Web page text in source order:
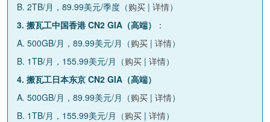
B. 2TB/月，89.99美元/季度（购买 | 详情）
3. 搬瓦工中国香港 CN2 GIA（高端）
：
A. 500GB/月，89.99美元/月（购买 | 详情）
B. 1TB/月，155.99美元/月（购买 | 详情）
4. 搬瓦工日本东京 CN2 GIA（高端）
A. 500GB/月，89.99美元/月（购买 | 详情）
B. 1TB/月，155.99美元/月（购买 | 详情）